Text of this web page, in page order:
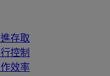
存取
控制
效率